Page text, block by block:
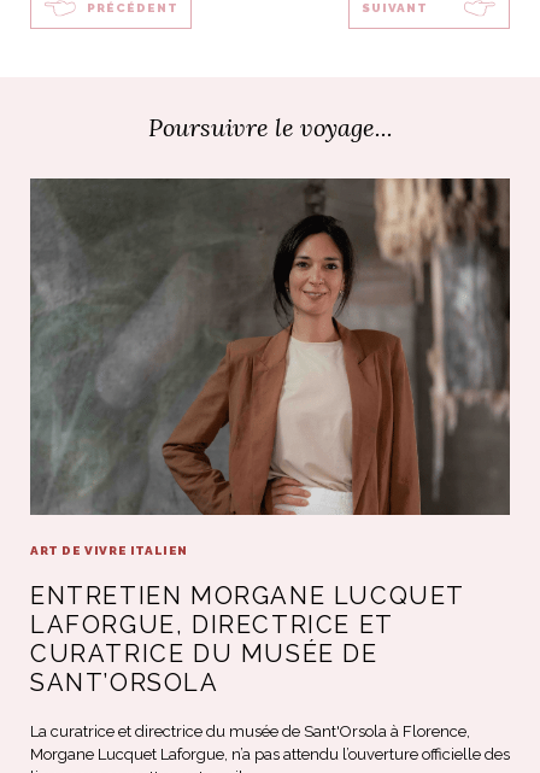
PRÉCÉDENT SUIVANT
Poursuivre le voyage...
ART DE VIVRE ITALIEN
ENTRETIEN MORGANE LUCQUET
LAFORGUE, DIRECTRICE ET
CURATRICE DU MUSÉE DE
SANT’ORSOLA
La curatrice et directrice du musée de Sant'Orsola à Florence,
Morgane Lucquet Laforgue, n’a pas attendu l’ouverture officielle des